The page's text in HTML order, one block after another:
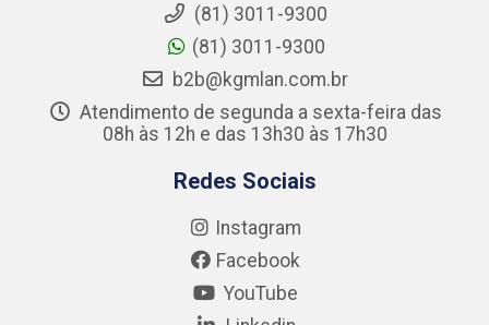
(81) 3011-9300
(81) 3011-9300
b2b@kgmlan.com.br
Atendimento de segunda a sexta-feira das
08h às 12h e das 13h30 às 17h30
Redes Sociais
Instagram
Facebook
YouTube